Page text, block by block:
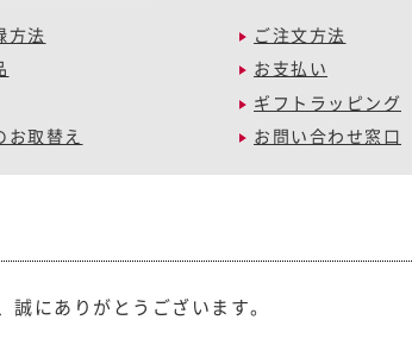
方法 ご注文方法
お支払い
ギフトラッピング
お取替え お問い合わせ窓口
誠にありがとうございます。